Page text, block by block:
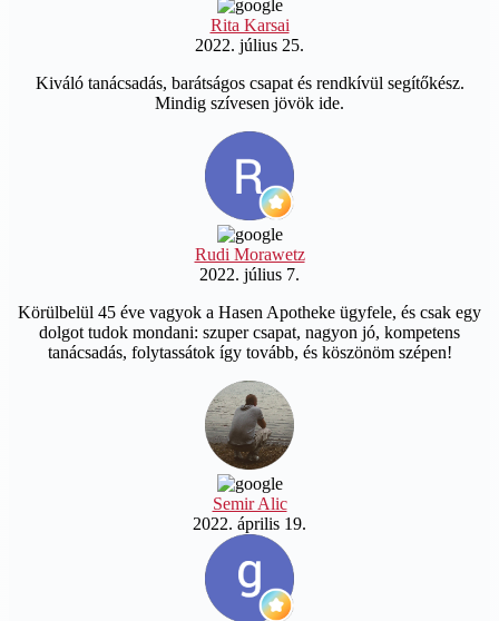
Rita Karsai
2022. július 25.
Kiváló tanácsadás, barátságos csapat és rendkívül segítőkész.
Mindig szívesen jövök ide.
Rudi Morawetz
2022. július 7.
Körülbelül 45 éve vagyok a Hasen Apotheke ügyfele, és csak egy
dolgot tudok mondani: szuper csapat, nagyon jó, kompetens
tanácsadás, folytassátok így tovább, és köszönöm szépen!
Semir Alic
2022. április 19.